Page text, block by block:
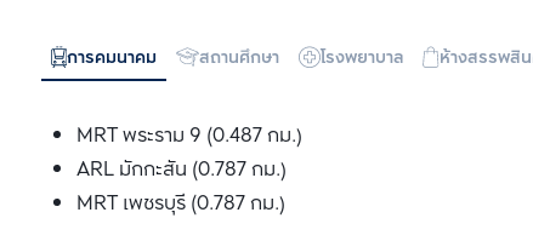
การคมนาคม สถานศึกษา โรงพยาบาล ห้างสรรพสิ
MRT พระราม 9 (0.487 กม.)
ARL มักกะสัน (0.787 กม.)
MRT เพชรบุรี (0.787 กม.)